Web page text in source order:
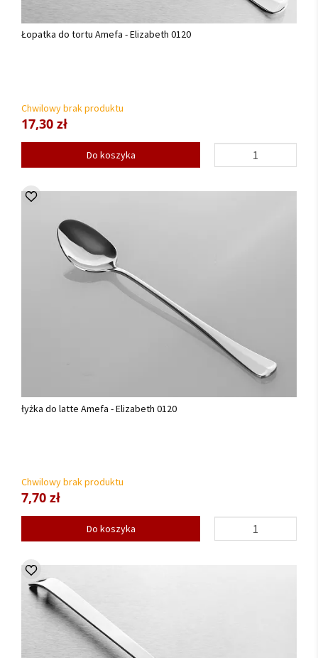
Łopatka do tortu Amefa - Elizabeth 0120
Chwilowy brak produktu
17,30 zł
Do koszyka
łyżka do latte Amefa - Elizabeth 0120
Chwilowy brak produktu
7,70 zł
Do koszyka